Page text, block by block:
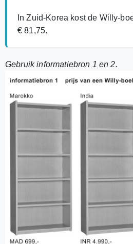
In Zuid-Korea kost de Willy-
€ 81,75.
Gebruik informatiebron 1 en 2.